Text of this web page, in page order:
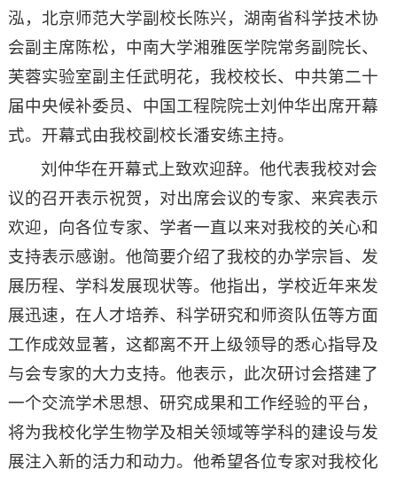
泓，北京师范大学副校长陈兴，湖南省科学技术协
会副主席陈松，中南大学湘雅医学院常务副院长、
芙蓉实验室副主任武明花，我校校长、中共第二十
届中央候补委员、中国工程院院士刘仲华出席开幕
式。开幕式由我校副校长潘安练主持。
刘仲华在开幕式上致欢迎辞。他代表我校对会
议的召开表示祝贺，对出席会议的专家、来宾表示
欢迎，向各位专家、学者一直以来对我校的关心和
支持表示感谢。他简要介绍了我校的办学宗旨、发
展历程、学科发展现状等。他指出，学校近年来发
展迅速，在人才培养、科学研究和师资队伍等方面
工作成效显著，这都离不开上级领导的悉心指导及
与会专家的大力支持。他表示，此次研讨会搭建了
一个交流学术思想、研究成果和工作经验的平台，
将为我校化学生物学及相关领域等学科的建设与发
展注入新的活力和动力。他希望各位专家对我校化